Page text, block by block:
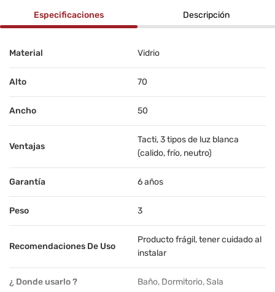
Especificaciones Descripción
Material Vidrio
Alto 70
Ancho 50
Ventajas
Tacti, 3 tipos de luz blanca
(calido, frío, neutro)
Garantía 6 años
Peso 3
Recomendaciones De Uso
Producto frágil, tener cuidado al
instalar
¿ Donde usarlo ? Baño, Dormitorio, Sala